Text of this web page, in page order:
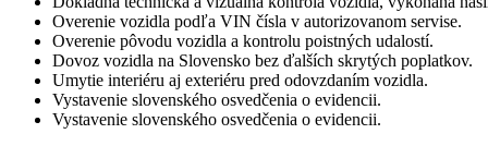
Overenie vozidla podľa VIN čísla v autorizovanom servise.
Overenie pôvodu vozidla a kontrolu poistných udalostí.
Dovoz vozidla na Slovensko bez ďalších skrytých poplatkov.
Umytie interiéru aj exteriéru pred odovzdaním vozidla.
Vystavenie slovenského osvedčenia o evidencii.
Vystavenie slovenského osvedčenia o evidencii.